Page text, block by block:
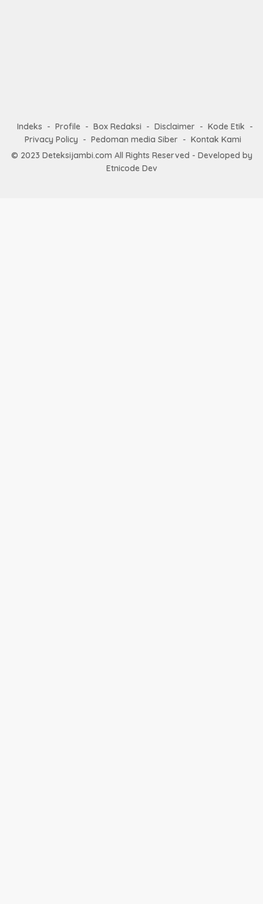
Indeks Profile Box Redaksi Disclaimer
Kode Etik
Privacy Policy
Pedoman media Siber
Kontak Kami
© 2023 Deteksijambi.com All Rights Reserved - Developed by
Etnicode Dev